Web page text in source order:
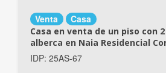
Venta Casa
Casa en venta de un piso con
alberca en Naia Residencial
IDP: 25AS-67